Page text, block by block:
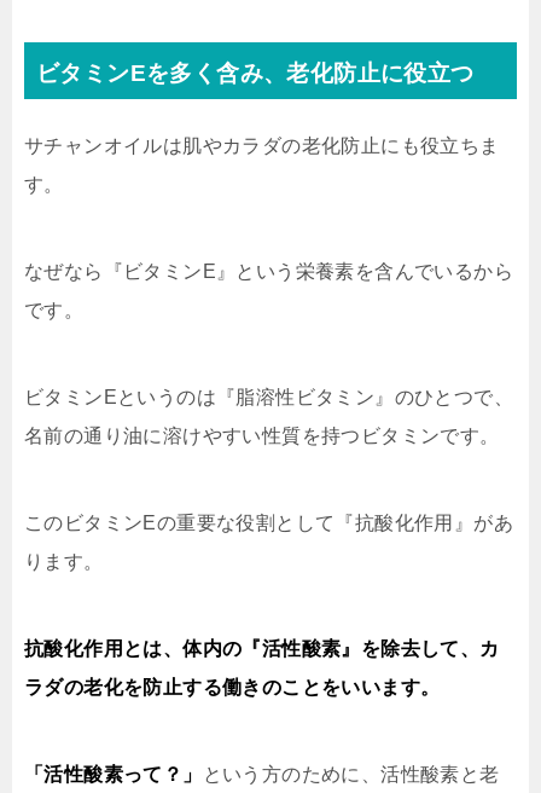
ビタミンEを多く含み、老化防止に役立つ
サチャンオイルは肌やカラダの老化防止にも役立ちま
す。
なぜなら『ビタミンE』という栄養素を含んでいるから
です。
ビタミンEというのは『脂溶性ビタミン』のひとつで、
名前の通り油に溶けやすい性質を持つビタミンです。
このビタミンEの重要な役割として『抗酸化作用』があ
ります。
抗酸化作用とは、体内の『活性酸素』を除去して、カ
ラダの老化を防止する働きのことをいいます。
「活性酸素って？」
という方のために、活性酸素と老